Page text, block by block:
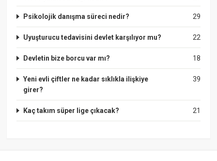
29
Psikolojik danışma süreci nedir?
22
Uyuşturucu tedavisini devlet karşılıyor mu?
18
Devletin bize borcu var mı?
39
Yeni evli çiftler ne kadar sıklıkla ilişkiye
girer?
21
Kaç takım süper lige çıkacak?